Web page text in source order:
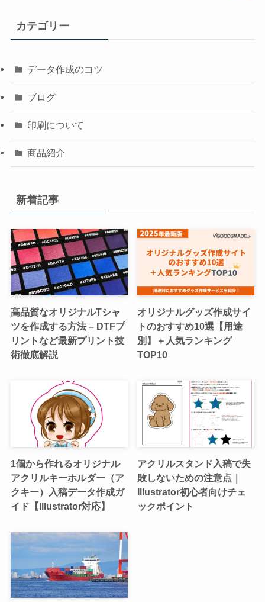
カテゴリー
データ作成のコツ
ブログ
印刷について
商品紹介
新着記事
高品質なオリジナルTシャ
ツを作成する方法 – DTFプ
リントなど最新プリント技
術徹底解説
オリジナルグッズ作成サイ
トのおすすめ10選【用途
別】＋人気ランキング
TOP10
1個から作れるオリジナル
アクリルキーホルダー（ア
クキー）入稿データ作成ガ
イド【Illustrator対応】
アクリルスタンド入稿で失
敗しないための注意点｜
Illustrator初心者向けチェ
ックポイント